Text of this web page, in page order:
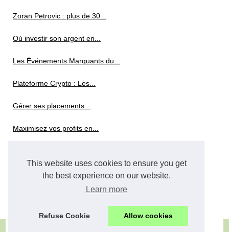
This website uses cookies to ensure you get
the best experience on our website.
Learn more
Refuse Cookie Allow cookies
Zoran Petrovic : plus de 30...
Où investir son argent en...
Les Événements Marquants du...
Plateforme Crypto : Les...
Gérer ses placements...
Maximisez vos profits en...
Projet